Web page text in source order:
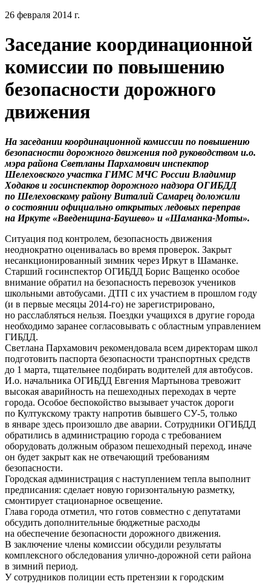
26 февраля 2014 г.
Заседание координационной
комиссии по повышению
безопасности дорожного
движения
На заседании координационной комиссии по повышению
безопасности дорожного движения под руководством и.о.
мэра района Светланы Пархамович инспектор
Шелеховского участка ГИМС МЧС России Владимир
Ходаков и госинспектор дорожного надзора ОГИБДД
по Шелеховскому району Виталий Самарец доложили
о состоянии официально открытых ледовых переправ
на Иркуте «Введенщина-Баушево» и «Шаманка-Моты».
Ситуация под контролем, безопасность движения
неоднократно оценивалась во время проверок. Закрыт
несанкционированный зимник через Иркут в Шаманке.
Старший госинспектор ОГИБДД Борис Ващенко особое
внимание обратил на безопасность перевозок учеников
школьными автобусами. ДТП с их участием в прошлом году
(и в первые месяцы 2014-го) не зарегистрировано,
но расслабляться нельзя. Поездки учащихся в другие города
необходимо заранее согласовывать с областным управлением
ГИБДД.
Светлана Пархамович рекомендовала всем директорам школ
подготовить паспорта безопасности транспортных средств
до 1 марта, тщательнее подбирать водителей для автобусов.
И.о. начальника ОГИБДД Евгения Мартынова тревожит
высокая аварийность на пешеходных переходах в черте
города. Особое беспокойство вызывает участок дороги
по Култукскому тракту напротив бывшего СУ-5, только
в январе здесь произошло две аварии. Сотрудники ОГИБДД
обратились в администрацию города с требованием
оборудовать должным образом пешеходный переход, иначе
он будет закрыт как не отвечающий требованиям
безопасности.
Городская администрация с наступлением тепла выполнит
предписания: сделает новую горизонтальную разметку,
смонтирует стационарное освещение.
Глава города отметил, что готов совместно с депутатами
обсудить дополнительные бюджетные расходы
на обеспечение безопасности дорожного движения.
В заключение члены комиссии обсудили результаты
комплексного обследования улично-дорожной сети района
в зимний период.
У сотрудников полиции есть претензии к городским